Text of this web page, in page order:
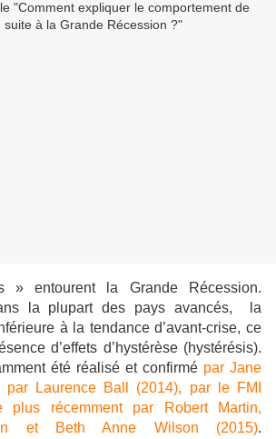
» entourent la Grande Récession.
la plupart des pays avancés, la
à la tendance d’avant-crise, ce
d’effets d’hystérèse (hystérésis).
été réalisé et confirmé par Jane
par Laurence Ball (2014),
par le FMI
plus récemment par Robert Martin,
et Beth Anne Wilson (2015).